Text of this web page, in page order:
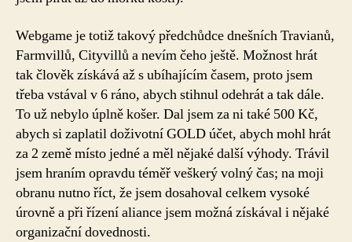
Webgame je totiž takový předchůdce dnešních Travianů,
Farmvillů, Cityvillů a nevím čeho ještě. Možnost hrát
tak člověk získává až s ubíhajícím časem, proto jsem
třeba vstával v 6 ráno, abych stihnul odehrát a tak dále.
To už nebylo úplně košer. Dal jsem za ni také 500 Kč,
abych si zaplatil doživotní GOLD účet, abych mohl hrát
za 2 země místo jedné a měl nějaké další výhody. Trávil
jsem hraním opravdu téměř veškerý volný čas; na moji
obranu nutno říct, že jsem dosahoval celkem vysoké
úrovně a při řízení aliance jsem možná získával i nějaké
organizační dovednosti.